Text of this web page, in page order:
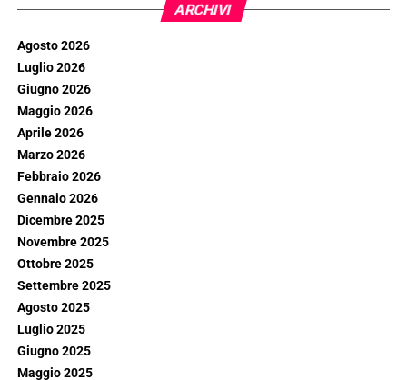
ARCHIVI
Agosto 2026
Luglio 2026
Giugno 2026
Maggio 2026
Aprile 2026
Marzo 2026
Febbraio 2026
Gennaio 2026
Dicembre 2025
Novembre 2025
Ottobre 2025
Settembre 2025
Agosto 2025
Luglio 2025
Giugno 2025
Maggio 2025